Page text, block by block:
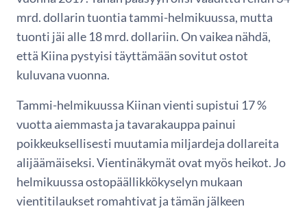
mrd. dollarin tuontia tammi-helmikuussa, mutta
tuonti jäi alle 18 mrd. dollariin. On vaikea nähdä,
että Kiina pystyisi täyttämään sovitut ostot
kuluvana vuonna.
Tammi-helmikuussa Kiinan vienti supistui 17 %
vuotta aiemmasta ja tavarakauppa painui
poikkeuksellisesti muutamia miljardeja dollareita
alijäämäiseksi. Vientinäkymät ovat myös heikot. Jo
helmikuussa ostopäällikkökyselyn mukaan
vientitilaukset romahtivat ja tämän jälkeen